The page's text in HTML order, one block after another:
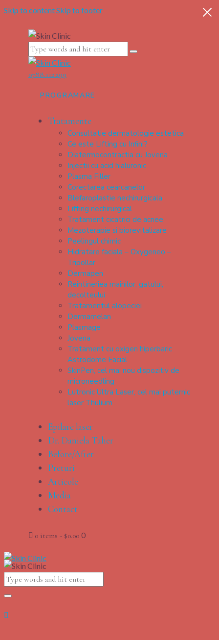
Skip to contentSkip to footer
0788.112.299
PROGRAMARE
Tratamente
Consultatie dermatologie estetica
Ce este Lifting cu Infini?
Diatermocontractia cu Jovena
Injectii cu acid hialuronic
Plasma Filler
Corectarea cearcanelor
Blefaroplastie nechirurgicala
Lifting nechirurgical
Tratament cicatrici de acnee
Mezoterapie si biorevitalizare
Peelingul chimic
Hidratare faciala – Oxygeneo –
Tripollar
Dermapen
Reintineriea mainilor, gatului,
decolteului
Tratamentul alopeciei
Dermamelan
Plasmage
Jovena
Tratament cu oxigen hiperbaric
Astrodome Facial
SkinPen, cel mai nou dispozitiv de
microneedling
Lutronic Ultra Laser, cel mai puternic
laser Thulium
Epilare laser
Dr. Daniela Taher
Before/After
Preturi
Articole
Media
Contact
0 items - $0.00 0